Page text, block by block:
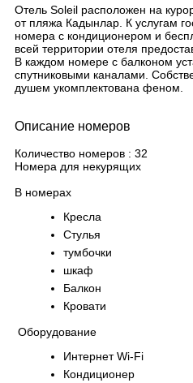
Отель Soleil расположен на
от пляжа Кадынлар. К услугам
номера с кондиционером и
всей территории отеля
В каждом номере с балконом
спутниковыми каналами.
душем укомплектована феном.
Описание номеров
Количество номеров : 32
Номера для некурящих
В номерах
Кресла
Стулья
тумбочки
шкаф
Балкон
Кровати
Оборудование
Интернет Wi-Fi
Кондиционер